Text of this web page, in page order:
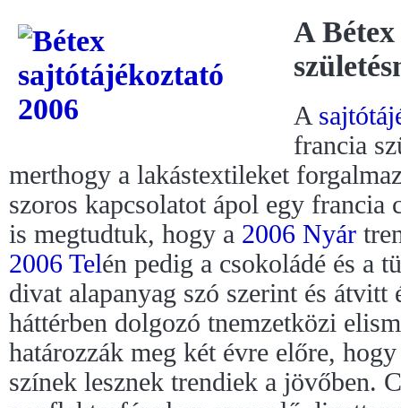
A
A
francia
merthogy a lakástextileket
szoros kapcsolatot ápol egy francia
is megtudtuk, hogy a 2006 Nyár
2006 Telén pedig a csokoládé és a
divat alapanyag szó szerint és
háttérben dolgozó tnemzetközi
határozzák meg két évre előre,
színek lesznek trendiek a jövőben.